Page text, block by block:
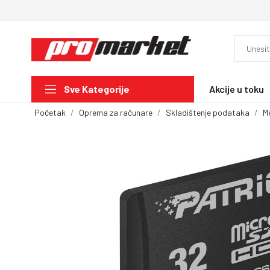
Sve Kategorije Akcije u toku
Početak Oprema za računare Skladištenje podataka